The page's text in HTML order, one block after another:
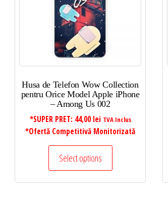
Husa de Telefon Wow Collection
pentru Orice Model Apple iPhone
– Among Us 002
*SUPER PRET: 44,00 lei TVA Inclus
*Ofertă Competitivă Monitorizată
Select options